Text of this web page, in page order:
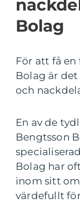
Bolag
För att få
Bolag är
och
En av de
Bengtsson
Bolag har
inom sitt
värdefullt